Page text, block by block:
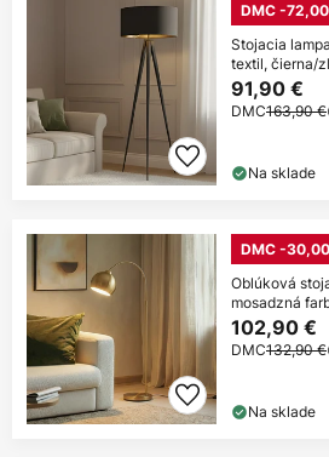
DMC -
Stojacia
textil, čierna/
91,90 €
DMC163,90 €
Na sklade
DMC -
Oblúková
mosadzná
102,90 €
DMC132,90 €
Na sklade